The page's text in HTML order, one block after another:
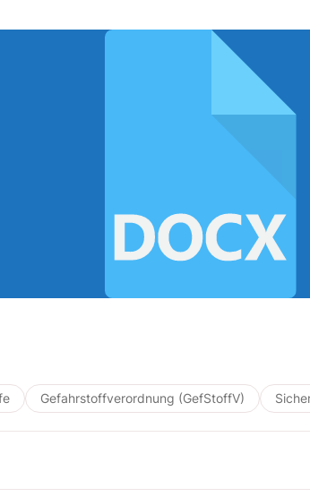
Gefahrstoffverordnung (GefStoffV)